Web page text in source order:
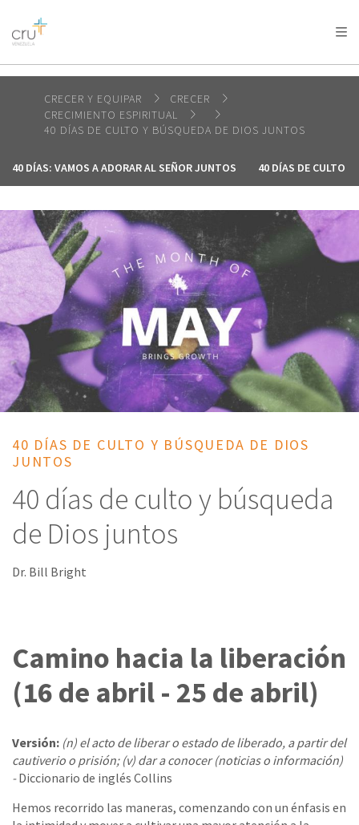
AFRICA
AMERICA / CARIBBEAN
OCEANIA
CRECER Y EQUIPAR
CRECER
CRECIMIENTO ESPIRITUAL
40 DÍAS DE CULTO Y BÚSQUEDA DE DIOS JUNTOS
40 DÍAS: VAMOS A ADORAR AL SEÑOR JUNTOS 40 DÍAS DE CULTO
40 DÍAS DE CULTO Y BÚSQUEDA DE DIOS
JUNTOS
40 días de culto y búsqueda
de Dios juntos
Dr. Bill Bright
Camino hacia la liberación
(16 de abril - 25 de abril)
Versión: (n) el acto de liberar o estado de liberado, a partir del
cautiverio o prisión; (v) dar a conocer (noticias o información)
-Diccionario de inglés Collins
Hemos recorrido las maneras, comenzando con un énfasis en